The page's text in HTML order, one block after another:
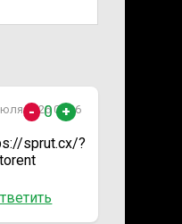
2026 01:16
sprut.cx/?
- 0 +